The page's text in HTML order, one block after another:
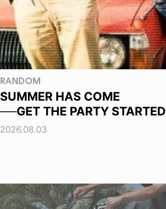
RANDOM
SUMMER HAS COME
──GET THE PARTY STARTED
2026.08.03